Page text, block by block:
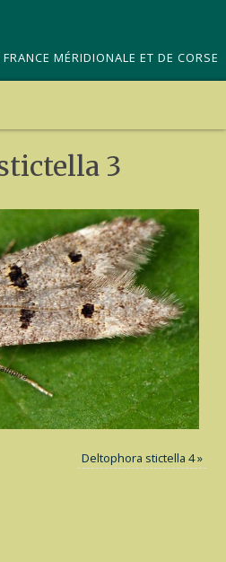
MÉRIDIONALE ET DE CORSE
3
Deltophora stictella 4»